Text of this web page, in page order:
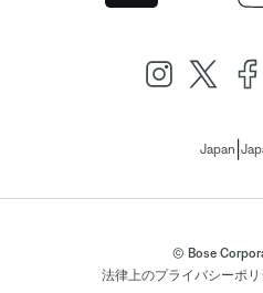
Japan
© Bose
法律上のプライバシーポリ